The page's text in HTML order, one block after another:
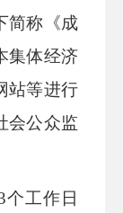
简称《成
集体经济
站等进行
会公众监
个工作日